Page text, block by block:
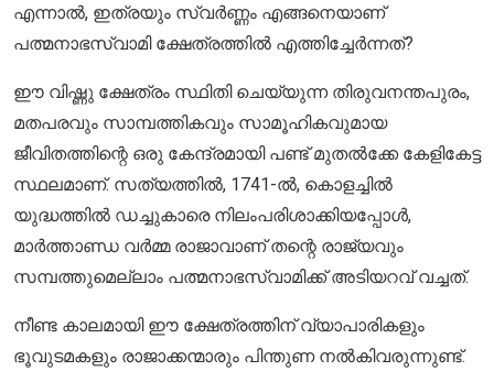
എന്നാൽ, ഇത്രയും സ്വർണ്ണം എങ്ങനെയാണ്
പത്മനാഭസ്വാമി ക്ഷേത്രത്തിൽ എത്തിച്ചേർന്നത്?
ഈ വിഷ്ണു ക്ഷേത്രം സ്ഥിതി ചെയ്യുന്ന തിരുവനന്തപുരം,
മതപരവും സാമ്പത്തികവും സാമൂഹികവുമായ
ജീവിതത്തിന്റെ ഒരു കേന്ദ്രമായി പണ്ട് മുതൽക്കേ കേളികേട്ട
സ്ഥലമാണ്. സത്യത്തിൽ, 1741-ൽ, കൊളച്ചിൽ
യുദ്ധത്തിൽ ഡച്ചുകാരെ നിലംപരിശാക്കിയപ്പോൾ,
മാർത്താണ്ഡ വർമ്മ രാജാവാണ് തന്റെ രാജ്യവും
സമ്പത്തുമെല്ലാം പത്മനാഭസ്വാമിക്ക് അടിയറവ് വച്ചത്.
നീണ്ട കാലമായി ഈ ക്ഷേത്രത്തിന് വ്യാപാരികളും
ഭൂവുടമകളും രാജാക്കന്മാരും പിന്തുണ നൽകിവരുന്നുണ്ട്.